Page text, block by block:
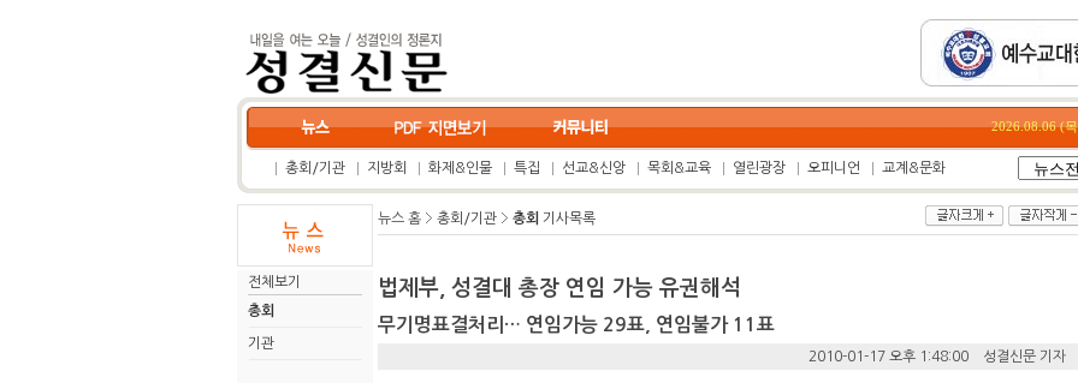
2026.08.06 (
총회/기관 지방회 화제&인물 특집 선교&신앙 목회&교육 열린광장 오피니언 교계&문화
전체보기
총회
기관
뉴스 홈 총회/기관 총회 기사목록
법제부, 성결대 총장 연임 가능 유권해석
무기명표결처리… 연임가능 29표, 연임불가 11표
2010-01-17 오후 1:48:00 성결신문 기자